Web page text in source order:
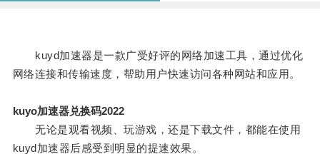
kuyd加速器是一款广受好评的网络加速工具，通过优化
网络连接和传输速度，帮助用户快速访问各种网站和应用。
kuyo加速器兑换码2022
无论是观看视频、玩游戏，还是下载文件，都能在使用
kuyd加速器后感受到明显的提速效果。